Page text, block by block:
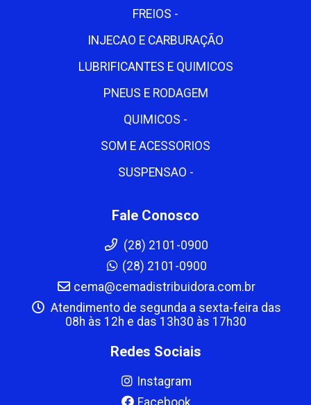
FREIOS -
INJECAO E CARBURAÇÃO
LUBRIFICANTES E QUIMICOS
PNEUS E RODAGEM
QUIMICOS -
SOM E ACESSORIOS
SUSPENSAO -
Fale Conosco
(28) 2101-0900
(28) 2101-0900
cema@cemadistribuidora.com.br
Atendimento de segunda a sexta-feira das
08h às 12h e das 13h30 às 17h30
Redes Sociais
Instagram
Facebook